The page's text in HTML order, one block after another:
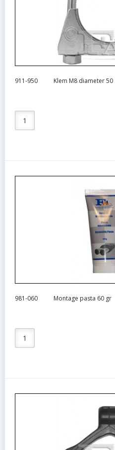
911-950 Klem M8 diameter 50
981-060 Montage pasta 60 gr